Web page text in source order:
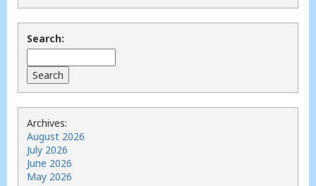
Search:
Archives:
August 2026
July 2026
June 2026
May 2026